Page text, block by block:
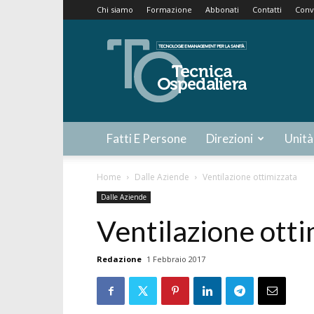
Chi siamo Formazione Abbonati Contatti
Tecnica
Ospedaliera
Fatti E Persone Direzioni
Home Dalle Aziende Ventilazione ottimizzata
Dalle Aziende
Ventilazione
Redazione 1 Febbraio 2017